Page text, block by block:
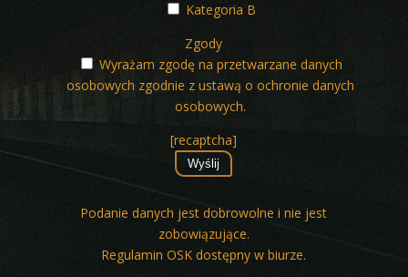
Kategoria B
Zgody
Wyrażam zgodę na przetwarzane danych
osobowych zgodnie z ustawą o ochronie danych
osobowych.
[recaptcha]
Podanie danych jest dobrowolne i nie jest
zobowiązujące.
Regulamin OSK dostępny w biurze.